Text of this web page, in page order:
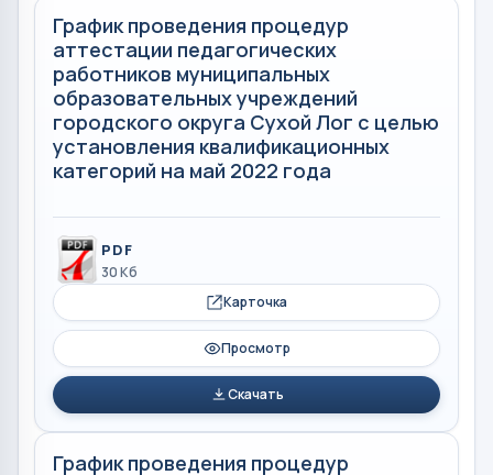
График проведения процедур
аттестации педагогических
работников муниципальных
образовательных учреждений
городского округа Сухой Лог с целью
установления квалификационных
категорий на май 2022 года
PDF
30 Кб
Карточка
Просмотр
Скачать
График проведения процедур